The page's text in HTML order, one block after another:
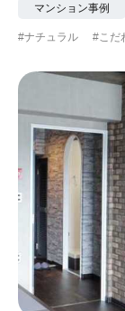
マンション事例
#ナチュラル #こだ